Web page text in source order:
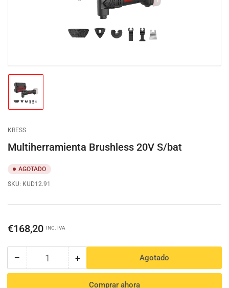
Cargar
imagen
1
la
vista
de
galería
KRESS
Multiherramienta Brushless 20V S/bat
AGOTADO
SKU: KUD12.91
Precio
€168,20 INC. IVA
− Reducir
cantidad
Cantidad +Aumentar
cantidad
para
Agotado
Comprar ahora